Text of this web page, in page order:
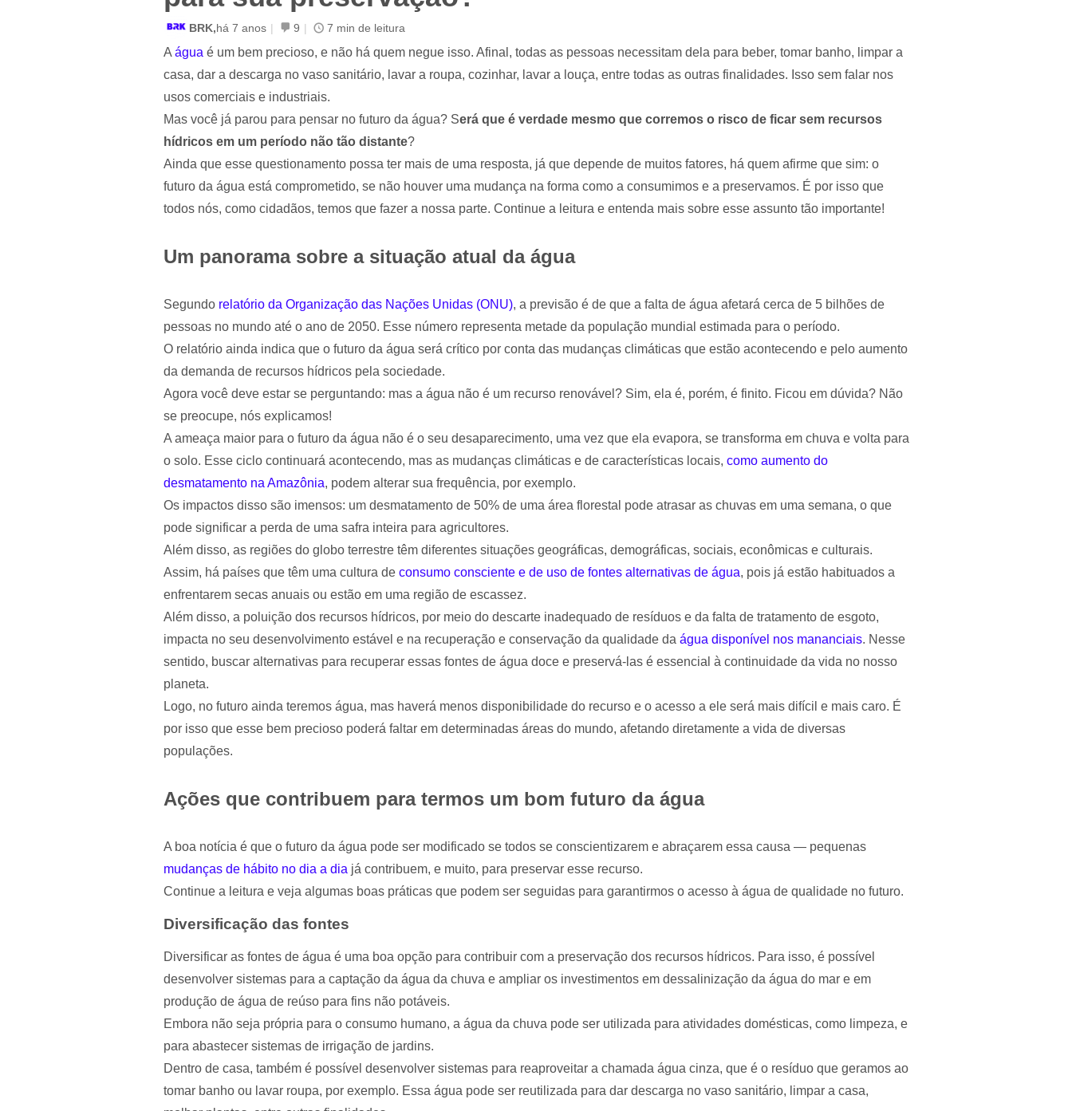
BRK,há 7 anos | 9 | 7 min de leitura
A água é um bem precioso, e não há quem negue isso. Afinal, todas as pessoas necessitam dela para beber, tomar banho, limpar a
casa, dar a descarga no vaso sanitário, lavar a roupa, cozinhar, lavar a louça, entre todas as outras finalidades. Isso sem falar nos
usos comerciais e industriais.
Mas você já parou para pensar no futuro da água? Será que é verdade mesmo que corremos o risco de ficar sem recursos
hídricos em um período não tão distante?
Ainda que esse questionamento possa ter mais de uma resposta, já que depende de muitos fatores, há quem afirme que sim: o
futuro da água está comprometido, se não houver uma mudança na forma como a consumimos e a preservamos. É por isso que
todos nós, como cidadãos, temos que fazer a nossa parte. Continue a leitura e entenda mais sobre esse assunto tão importante!
Um panorama sobre a situação atual da água
Segundo relatório da Organização das Nações Unidas (ONU), a previsão é de que a falta de água afetará cerca de 5 bilhões de
pessoas no mundo até o ano de 2050. Esse número representa metade da população mundial estimada para o período.
O relatório ainda indica que o futuro da água será crítico por conta das mudanças climáticas que estão acontecendo e pelo aumento
da demanda de recursos hídricos pela sociedade.
Agora você deve estar se perguntando: mas a água não é um recurso renovável? Sim, ela é, porém, é finito. Ficou em dúvida? Não
se preocupe, nós explicamos!
A ameaça maior para o futuro da água não é o seu desaparecimento, uma vez que ela evapora, se transforma em chuva e volta para
o solo. Esse ciclo continuará acontecendo, mas as mudanças climáticas e de características locais, como aumento do
desmatamento na Amazônia, podem alterar sua frequência, por exemplo.
Os impactos disso são imensos: um desmatamento de 50% de uma área florestal pode atrasar as chuvas em uma semana, o que
pode significar a perda de uma safra inteira para agricultores.
Além disso, as regiões do globo terrestre têm diferentes situações geográficas, demográficas, sociais, econômicas e culturais.
Assim, há países que têm uma cultura deconsumo consciente e de uso de fontes alternativas de água, pois já estão habituados a
enfrentarem secas anuais ou estão em uma região de escassez.
Além disso, a poluição dos recursos hídricos, por meio do descarte inadequado de resíduos e da falta de tratamento de esgoto,
impacta no seu desenvolvimento estável e na recuperação e conservação da qualidade da água disponível nos mananciais. Nesse
sentido, buscar alternativas para recuperar essas fontes de água doce e preservá-las é essencial à continuidade da vida no nosso
planeta.
Logo, no futuro ainda teremos água, mas haverá menos disponibilidade do recurso e o acesso a ele será mais difícil e mais caro. É
por isso que esse bem precioso poderá faltar em determinadas áreas do mundo, afetando diretamente a vida de diversas
populações.
Ações que contribuem para termos um bom futuro da água
A boa notícia é que o futuro da água pode ser modificado se todos se conscientizarem e abraçarem essa causa — pequenas
mudanças de hábito no dia a dia já contribuem, e muito, para preservar esse recurso.
Continue a leitura e veja algumas boas práticas que podem ser seguidas para garantirmos o acesso à água de qualidade no futuro.
Diversificação das fontes
Diversificar as fontes de água é uma boa opção para contribuir com a preservação dos recursos hídricos. Para isso, é possível
desenvolver sistemas para a captação da água da chuva e ampliar os investimentos em dessalinização da água do mar e em
produção de água de reúso para fins não potáveis.
Embora não seja própria para o consumo humano, a água da chuva pode ser utilizada para atividades domésticas, como limpeza, e
para abastecer sistemas de irrigação de jardins.
Dentro de casa, também é possível desenvolver sistemas para reaproveitar a chamada água cinza, que é o resíduo que geramos ao
tomar banho ou lavar roupa, por exemplo. Essa água pode ser reutilizada para dar descarga no vaso sanitário, limpar a casa,